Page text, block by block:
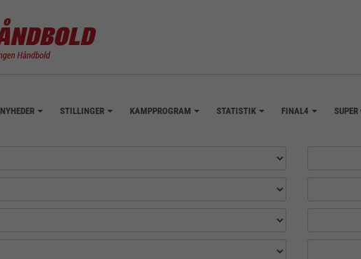
NYHEDER STILLINGER KAMPPROGRAM STATISTIK FINAL4 SUPER